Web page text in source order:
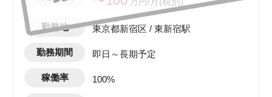
勤務地 東京都新宿区 / 東新宿駅
勤務期間 即日～長期予定
稼働率 100%